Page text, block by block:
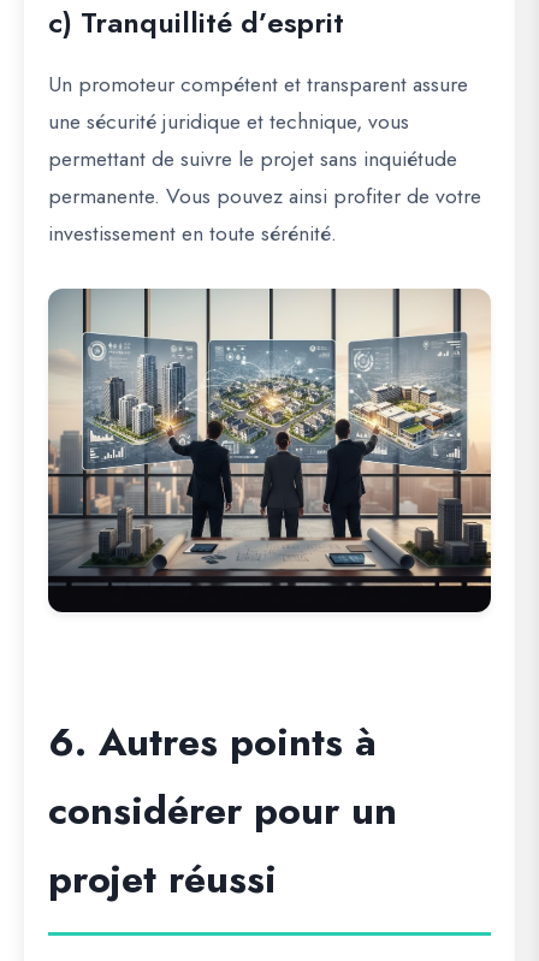
c) Tranquillité d’esprit
Un promoteur compétent et transparent assure
une sécurité juridique et technique, vous
permettant de suivre le projet sans inquiétude
permanente. Vous pouvez ainsi profiter de votre
investissement en toute sérénité.
6. Autres points à
considérer pour un
projet réussi